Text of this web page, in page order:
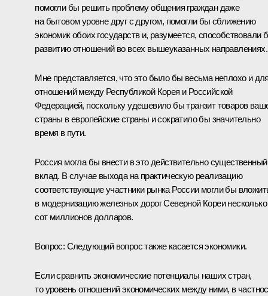
помогли бы решить проблему общения граждан даже
на бытовом уровне друг с другом, помогли бы сближению
экономик обоих государств и, разумеется, способствовали
развитию отношений во всех вышеуказанных направлениях.
Мне представляется, что это было бы весьма неплохо и
отношений между Республикой Корея и Российской
Федерацией, поскольку удешевило бы транзит товаров
страны в европейские страны и сократило бы значительно
время в пути.
Россия могла бы внести в это действительно существенный
вклад. В случае выхода на практическую реализацию
соответствующие участники рынка России могли бы
в модернизацию железных дорог Северной Кореи несколько
сот миллионов долларов.
Вопрос: Следующий вопрос также касается экономики.
Если сравнить экономические потенциалы наших стран,
то уровень отношений экономических между ними, в